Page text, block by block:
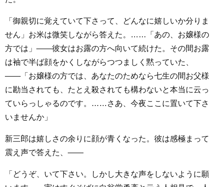
「御親切に覚えていて下さって、どんなに嬉しいか分りま
せん」お米は微笑しながら答えた。……「あの、お嬢様の
方では」――彼女はお露の方へ向いて続けた。その間お露
は袖で半ば顔をかくしながらつつましく黙っていた、
――「お嬢様の方では、あなたのためなら七生の間お父様
に勘当されても、たとえ殺されても構わないと本当に云っ
ていらっしゃるのです。……さあ、今夜ここに置いて下さ
いませんか」
新三郎は嬉しさの余りに顔が青くなった。彼は感極まって
震え声で答えた、――
「どうぞ、いて下さい。しかし大きな声をしないように願